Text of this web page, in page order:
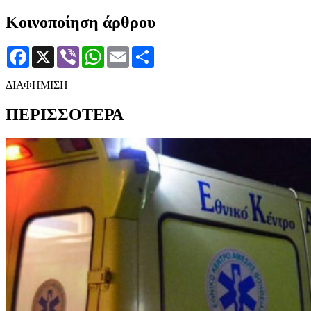
Κοινοποίηση άρθρου
Facebook
X Viber WhatsApp
Email
ΔΙΑΦΗΜΙΣΗ
ΠΕΡΙΣΣΟΤΕΡΑ